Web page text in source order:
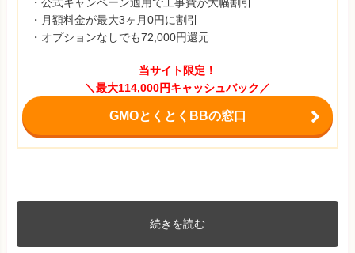
・公式キャンペーン適用で工事費が大幅割引
・月額料金が最大3ヶ月0円に割引
・オプションなしでも72,000円還元
当サイト限定！
＼最大114,000円キャッシュバック／
GMOとくとくBBの窓口
続きを読む